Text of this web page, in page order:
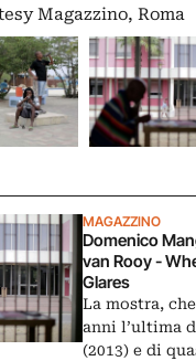
Magazzino, Roma
MAGAZZINO
Domenico
van Rooy -
Glares
La mostra,
anni l’ultima
(2013) e di